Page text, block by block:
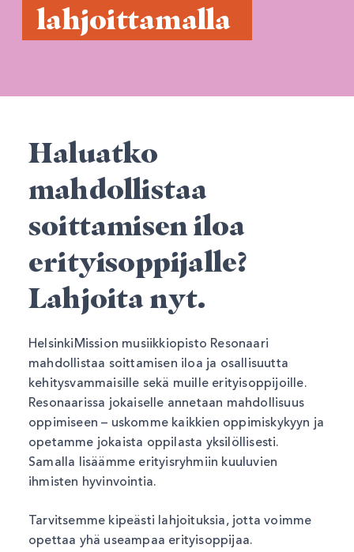
lahjoittamalla
Haluatko
mahdollistaa
soittamisen iloa
erityisoppijalle?
Lahjoita nyt.
HelsinkiMission musiikkiopisto Resonaari
mahdollistaa soittamisen iloa ja osallisuutta
kehitysvammaisille sekä muille erityisoppijoille.
Resonaarissa jokaiselle annetaan mahdollisuus
oppimiseen – uskomme kaikkien oppimiskykyyn ja
opetamme jokaista oppilasta yksilöllisesti.
Samalla lisäämme erityisryhmiin kuuluvien
ihmisten hyvinvointia.
Tarvitsemme kipeästi lahjoituksia, jotta voimme
opettaa yhä useampaa erityisoppijaa.